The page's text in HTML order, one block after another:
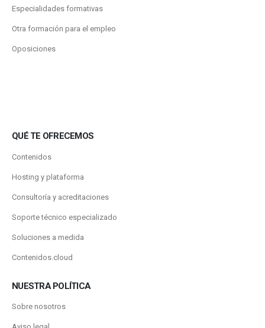
Especialidades formativas
Otra formación para el empleo
Oposiciones
QUÉ TE OFRECEMOS
Contenidos
Hosting y plataforma
Consultoría y acreditaciones
Soporte técnico especializado
Soluciones a medida
Contenidos.cloud
NUESTRA POLÍTICA
Sobre nosotros